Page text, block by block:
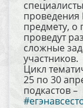
предмету, о
проведут
сложные
участников.
Цикл
25 по 30
подкастов